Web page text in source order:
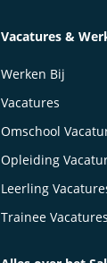
Vacatures &
Werken Bij
Vacatures
Omschool
Opleiding
Leerling
Trainee Vacatures